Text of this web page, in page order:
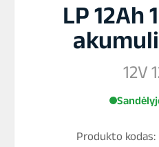
LP 12Ah
12V
Produkto kodas: